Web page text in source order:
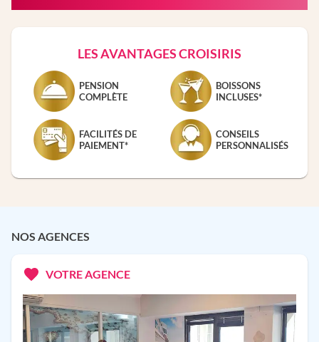
LES AVANTAGES CROISIRIS
PENSION
COMPLÈTE
BOISSONS
INCLUSES*
FACILITÉS DE
PAIEMENT*
CONSEILS
PERSONNALISÉS
NOS AGENCES
VOTRE AGENCE